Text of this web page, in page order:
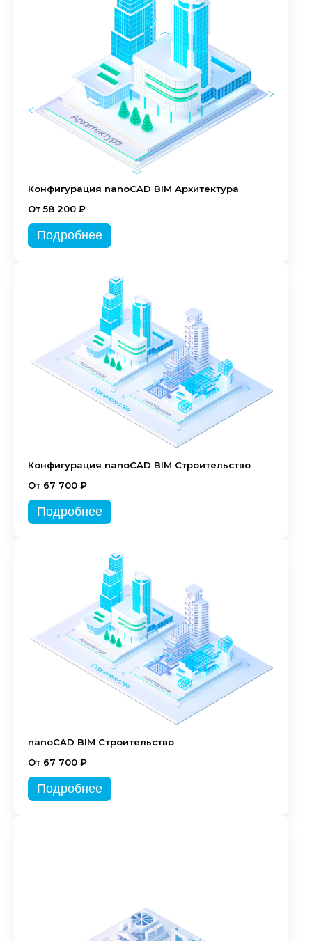
Конфигурация nanoCAD BIM Архитектура
От 58 200 ₽
Подробнее
Конфигурация nanoCAD BIM Строительство
От 67 700 ₽
Подробнее
nanoCAD BIM Строительство
От 67 700 ₽
Подробнее